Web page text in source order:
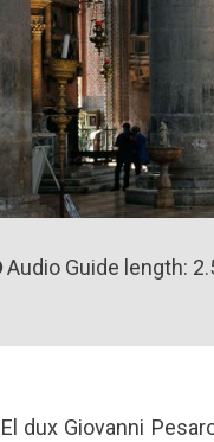
Audio Guide length:
El dux Giovanni